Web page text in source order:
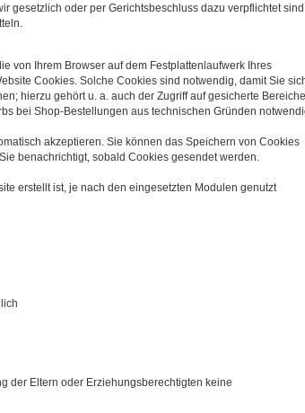
gesetzlich oder per Gerichtsbeschluss dazu verpflichtet
von Ihrem Browser auf dem Festplattenlaufwerk Ihres
Cookies. Solche Cookies sind notwendig, damit Sie
hierzu gehört u. a. auch der Zugriff auf gesicherte Bereiche
bei Shop-Bestellungen aus technischen Gründen
akzeptieren. Sie können das Speichern von Cookies
benachrichtigt, sobald Cookies gesendet werden.
erstellt ist, je nach den eingesetzten Modulen genutzt
der Eltern oder Erziehungsberechtigten keine